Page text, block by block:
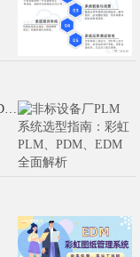
非标设备厂PLM系统选型指南：彩虹PLM、PDM、EDM全面解析